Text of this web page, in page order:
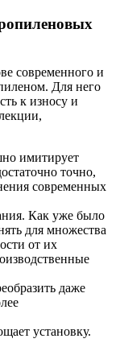
современного и
Для него
к износу и
имитирует
точно,
современных
Как уже было
для множества
от их
даже
установку.